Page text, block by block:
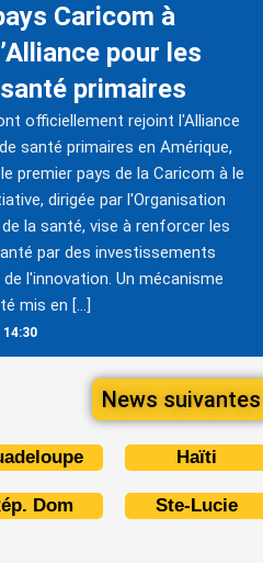
Caricom à
pour les
primaires
officiellement rejoint l'Alliance
santé primaires en Amérique,
premier pays de la Caricom à le
dirigée par l'Organisation
la santé, vise à renforcer les
par des investissements
l'innovation. Un mécanisme
mis en […]
14:30
News suivantes
Haïti
Dom Ste-Lucie